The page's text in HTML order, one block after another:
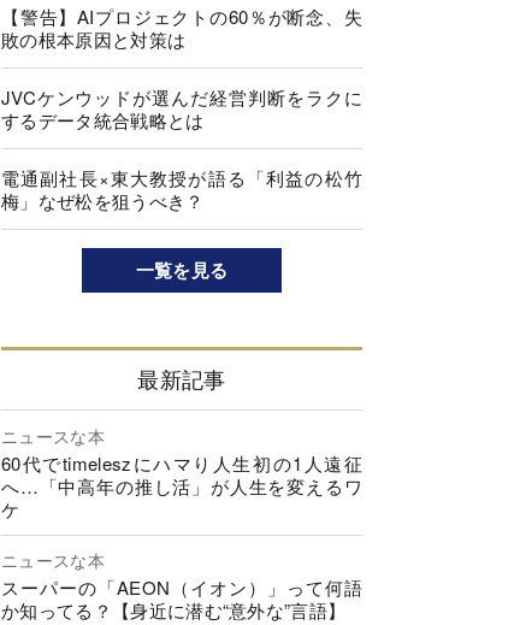
【警告】AIプロジェクトの60％が断念、失
敗の根本原因と対策は
JVCケンウッドが選んだ経営判断をラクに
するデータ統合戦略とは
電通副社長×東大教授が語る「利益の松竹
梅」なぜ松を狙うべき？
一覧を見る
最新記事
ニュースな本
60代でtimeleszにハマり人生初の1人遠征
へ…「中高年の推し活」が人生を変えるワ
ケ
ニュースな本
スーパーの「AEON（イオン）」って何語
か知ってる？【身近に潜む“意外な”言語】